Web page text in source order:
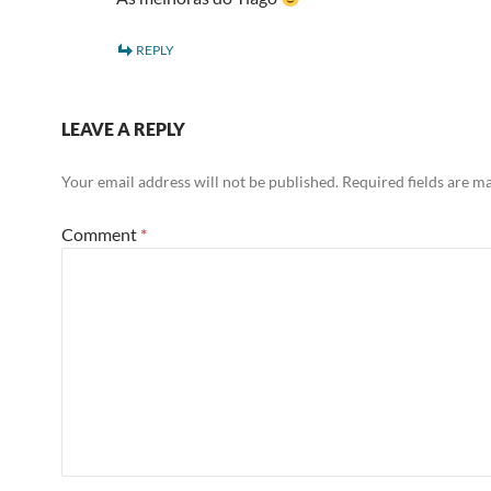
REPLY
LEAVE A REPLY
Your email address will not be published. Required fields are
Comment *